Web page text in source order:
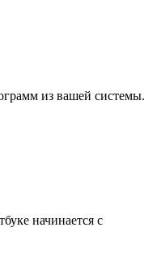
из вашей системы.
начинается с